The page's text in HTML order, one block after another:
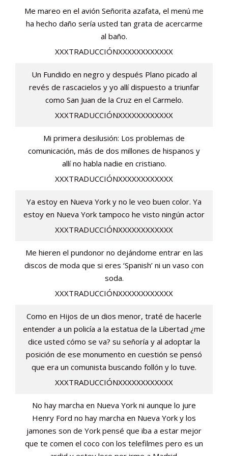
Me mareo en el avión Señorita azafata, el menú me
ha hecho daño sería usted tan grata de acercarme
al baño.
XXXTRADUCCIÓNXXXXXXXXXXXX
Un Fundido en negro y después Plano picado al
revés de rascacielos y yo allí dispuesto a triunfar
como San Juan de la Cruz en el Carmelo.
XXXTRADUCCIÓNXXXXXXXXXXXX
Mi primera desilusión: Los problemas de
comunicación, más de dos millones de hispanos y
allí no habla nadie en cristiano.
XXXTRADUCCIÓNXXXXXXXXXXXX
Ya estoy en Nueva York y no le veo buen color. Ya
estoy en Nueva York tampoco he visto ningún actor
XXXTRADUCCIÓNXXXXXXXXXXXX
Me hieren el pundonor no dejándome entrar en las
discos de moda que si eres ‘Spanish’ ni un vaso con
soda.
XXXTRADUCCIÓNXXXXXXXXXXXX
Como en Hijos de un dios menor, traté de hacerle
entender a un policía a la estatua de la Libertad ¿me
dice usted cómo se va? su señoría y al adoptar la
posición de ese monumento en cuestión se pensó
que era un comunista buscando follón y lo tuve.
XXXTRADUCCIÓNXXXXXXXXXXXX
No hay marcha en Nueva York ni aunque lo jure
Henry Ford no hay marcha en Nueva York y los
jamones son de York pensé que iba a estar mejor
que te comen el coco con los telefilmes pero es un